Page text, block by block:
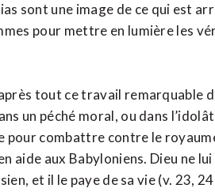
sont une image de ce qui est
pour mettre en lumière les
tout ce travail remarquable
un péché moral, ou dans
pour combattre contre le
aide aux Babyloniens. Dieu ne
et il le paye de sa vie (v. 23,